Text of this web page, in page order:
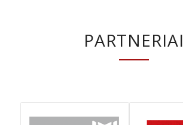
PARTNERIAI